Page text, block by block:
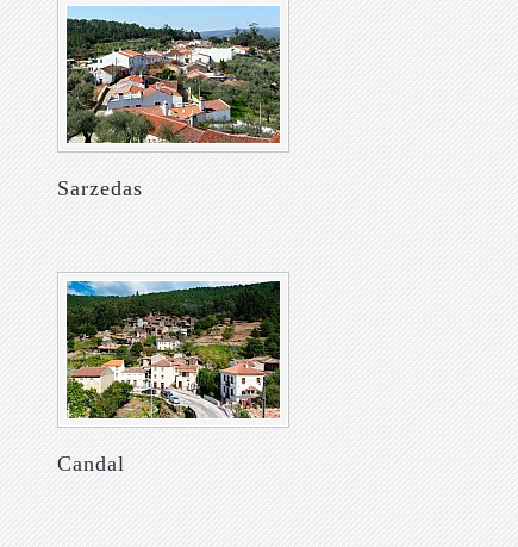
Sarzedas
Candal